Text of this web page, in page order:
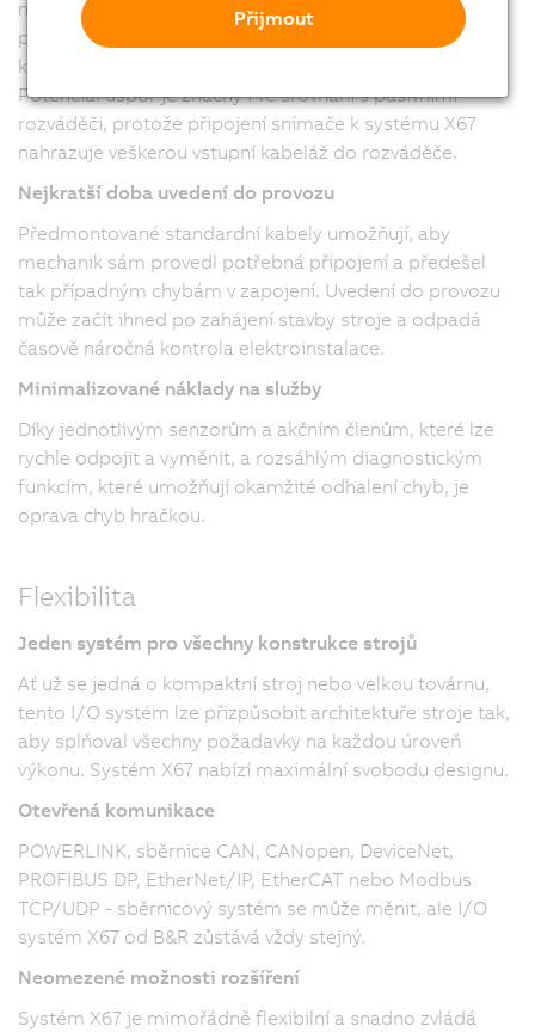
nebo akčních členů k rozváděči na dlouhé vzdálenosti
potřebujete v systému X67 pouze jediný sběrnicový
kabel a napájecí zdroj 24 V DC. To platí pro celý stroj.
Potenciál úspor je značný i ve srovnání s pasivními
rozváděči, protože připojení snímače k systému X67
nahrazuje veškerou vstupní kabeláž do rozváděče.
Nejkratší doba uvedení do provozu
Předmontované standardní kabely umožňují, aby
mechanik sám provedl potřebná připojení a předešel
tak případným chybám v zapojení. Uvedení do provozu
může začít ihned po zahájení stavby stroje a odpadá
časově náročná kontrola elektroinstalace.
Minimalizované náklady na služby
Díky jednotlivým senzorům a akčním členům, které lze
rychle odpojit a vyměnit, a rozsáhlým diagnostickým
funkcím, které umožňují okamžité odhalení chyb, je
oprava chyb hračkou.
Flexibilita
Jeden systém pro všechny konstrukce strojů
Ať už se jedná o kompaktní stroj nebo velkou továrnu,
tento I/O systém lze přizpůsobit architektuře stroje tak,
aby splňoval všechny požadavky na každou úroveň
výkonu. Systém X67 nabízí maximální svobodu designu.
Otevřená komunikace
POWERLINK, sběrnice CAN, CANopen, DeviceNet,
PROFIBUS DP, EtherNet/IP, EtherCAT nebo Modbus
TCP/UDP - sběrnicový systém se může měnit, ale I/O
systém X67 od B&R zůstává vždy stejný.
Neomezené možnosti rozšíření
Systém X67 je mimořádně flexibilní a snadno zvládá
Přijmout